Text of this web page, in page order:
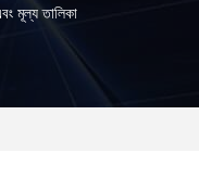
মূল্য তালিকা